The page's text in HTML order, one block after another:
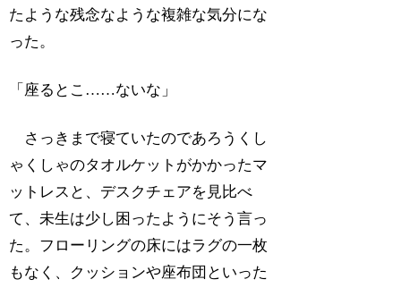
たような残念なような複雑な気分にな
った。
「座るとこ……ないな」
さっきまで寝ていたのであろうくし
ゃくしゃのタオルケットがかかったマ
ットレスと、デスクチェアを見比べ
て、未生は少し困ったようにそう言っ
た。フローリングの床にはラグの一枚
もなく、クッションや座布団といった